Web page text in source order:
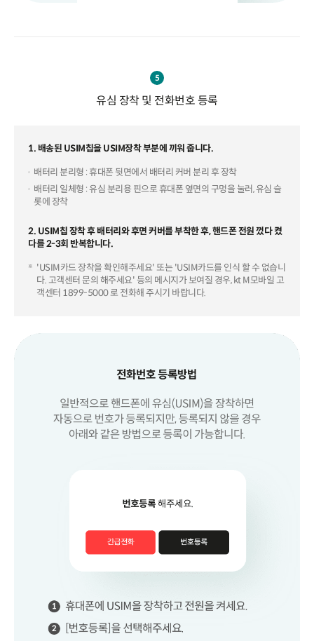
5
유심 장착 및 전화번호 등록
1. 배송된 USIM칩을 USIM장착 부분에 끼워 줍니다.
배터리 분리형 : 휴대폰 뒷면에서 배터리 커버 분리 후 장착
배터리 일체형 : 유심 분리용 핀으로 휴대폰 옆면의 구멍을 눌러, 유심 슬
롯에 장착
2. USIM칩 장착 후 배터리와 후면 커버를 부착한 후, 핸드폰 전원 껐다 켰
다를 2-3회 반복합니다.
'USIM카드 장착을 확인해주세요' 또는 'USIM카드를 인식 할 수 없습니
다. 고객센터 문의 해주세요' 등의 메시지가 보여질 경우, kt M모바일 고
객센터 1899-5000 로 전화해 주시기 바랍니다.